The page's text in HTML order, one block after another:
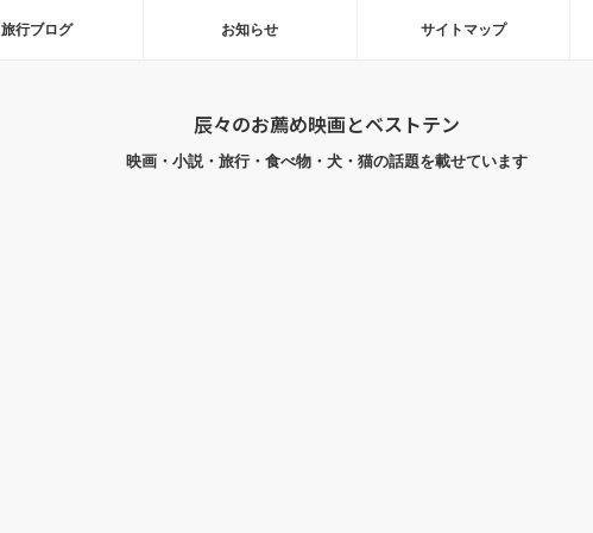
旅行ブログ お知らせ サイトマップ
辰々のお薦め映画とベストテン
映画・小説・旅行・食べ物・犬・猫の話題を載せています